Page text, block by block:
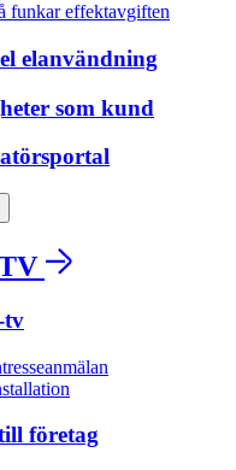
funkar effektavgiften
elanvändning
som kund
tv
företag